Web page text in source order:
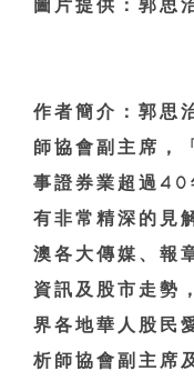
圖片提供：郭思
作者簡介：郭思
師協會副主席，
事證券業超過40
有非常精深的見
澳各大傳媒、報
資訊及股市走勢
界各地華人股民
析師協會副主席